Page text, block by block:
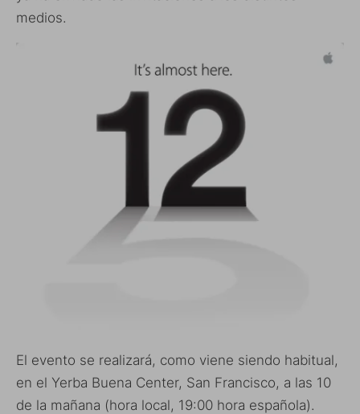
medios.
El evento se realizará, como viene siendo habitual,
en el Yerba Buena Center, San Francisco, a las 10
de la mañana (hora local, 19:00 hora española).